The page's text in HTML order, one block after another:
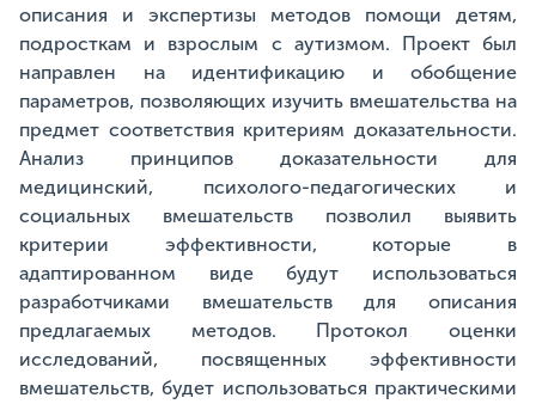
описания и экспертизы методов помощи детям,
подросткам и взрослым с аутизмом. Проект был
направлен на идентификацию и обобщение
параметров, позволяющих изучить вмешательства на
предмет соответствия критериям доказательности.
Анализ принципов доказательности для
медицинский, психолого-педагогических и
социальных вмешательств позволил выявить
критерии эффективности, которые в
адаптированном виде будут использоваться
разработчиками вмешательств для описания
предлагаемых методов. Протокол оценки
исследований, посвященных эффективности
вмешательств, будет использоваться практическими